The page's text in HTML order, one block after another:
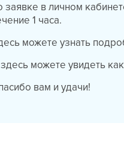
заявке в личном
1 часа.
можете узнать
можете увидеть
вам и удачи!